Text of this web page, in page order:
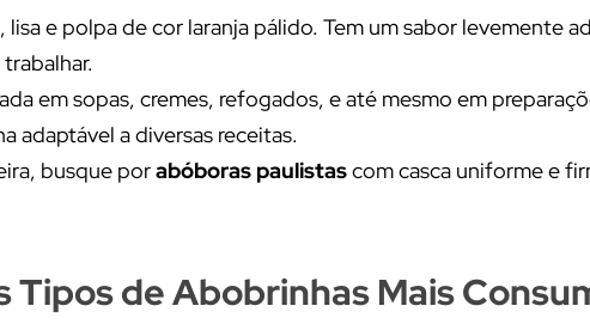
lisa e polpa de cor laranja pálido. Tem um sabor levemente
em sopas, cremes, refogados, e até mesmo em
adaptável a diversas receitas.
busque porabóboras paulistascom casca uniforme e
Tipos de Abobrinhas Mais